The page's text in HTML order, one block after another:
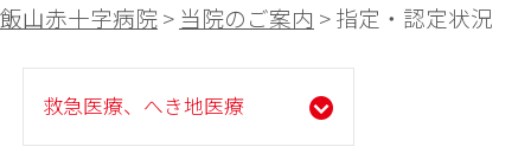
飯山赤十字病院> 当院のご案内 >指定・認定状況
救急医療、へき地医療